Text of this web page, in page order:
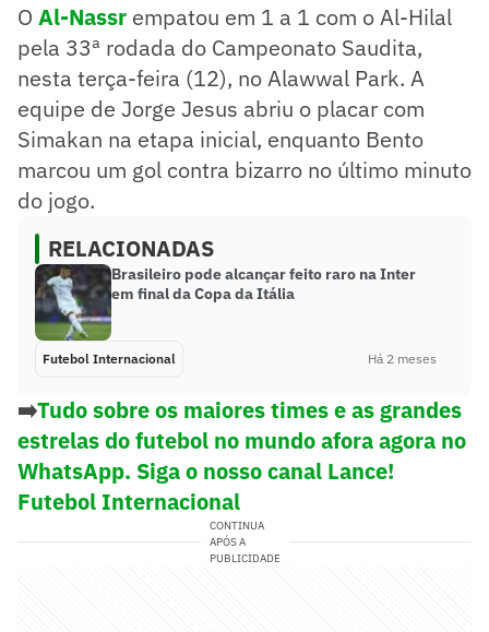
O Al-Nassr empatou em 1 a 1 com o Al-Hilal
pela 33ª rodada do Campeonato Saudita,
nesta terça-feira (12), no Alawwal Park. A
equipe de Jorge Jesus abriu o placar com
Simakan na etapa inicial, enquanto Bento
marcou um gol contra bizarro no último minuto
do jogo.
RELACIONADAS
Brasileiro pode alcançar feito raro na Inter
em final da Copa da Itália
Futebol Internacional Há 2 meses
➡️Tudo sobre os maiores times e as grandes
estrelas do futebol no mundo afora agora no
WhatsApp. Siga o nosso canal Lance!
Futebol Internacional
CONTINUA
APÓS A
PUBLICIDADE